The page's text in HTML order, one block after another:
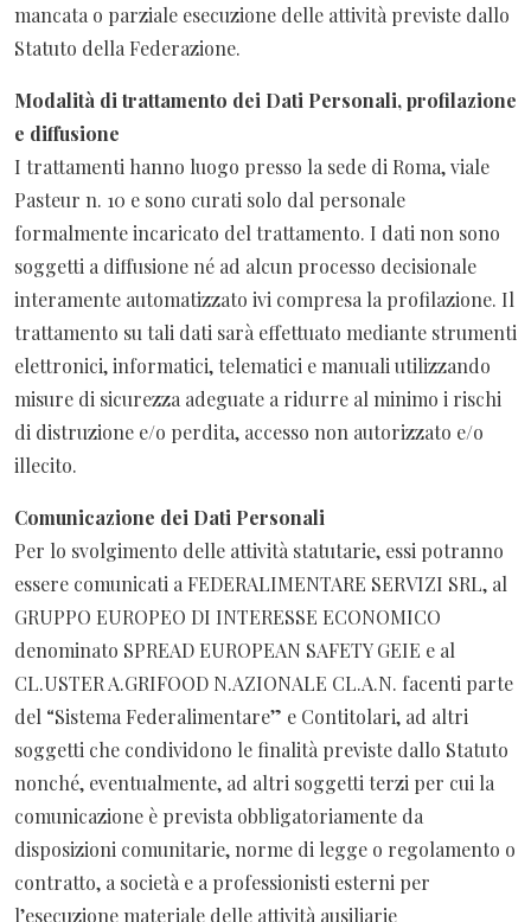
mancata o parziale esecuzione delle attività previste dallo
Statuto della Federazione.
Modalità di trattamento dei Dati Personali, profilazione
e diffusione
I trattamenti hanno luogo presso la sede di Roma, viale
Pasteur n. 10 e sono curati solo dal personale
formalmente incaricato del trattamento. I dati non sono
soggetti a diffusione né ad alcun processo decisionale
interamente automatizzato ivi compresa la profilazione. Il
trattamento su tali dati sarà effettuato mediante strumenti
elettronici, informatici, telematici e manuali utilizzando
misure di sicurezza adeguate a ridurre al minimo i rischi
di distruzione e/o perdita, accesso non autorizzato e/o
illecito.
Comunicazione dei Dati Personali
Per lo svolgimento delle attività statutarie, essi potranno
essere comunicati a FEDERALIMENTARE SERVIZI SRL, al
GRUPPO EUROPEO DI INTERESSE ECONOMICO
denominato SPREAD EUROPEAN SAFETY GEIE e al
CL.USTER A.GRIFOOD N.AZIONALE CL.A.N. facenti parte
del “Sistema Federalimentare” e Contitolari, ad altri
soggetti che condividono le finalità previste dallo Statuto
nonché, eventualmente, ad altri soggetti terzi per cui la
comunicazione è prevista obbligatoriamente da
disposizioni comunitarie, norme di legge o regolamento o
contratto, a società e a professionisti esterni per
l’esecuzione materiale delle attività ausiliarie